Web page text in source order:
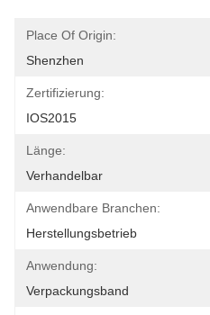
Place Of Origin:
Shenzhen
Zertifizierung:
IOS2015
Länge:
Verhandelbar
Anwendbare Branchen:
Herstellungsbetrieb
Anwendung:
Verpackungsband